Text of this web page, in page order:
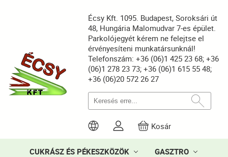
Écsy Kft. 1095. Budapest, Soroksári út
48, Hungária Malomudvar 7-es épület.
Parkolójegyét kérem ne felejtse el
érvényesíteni munkatársunknál!
Telefonszám: +36 (06)1 425 23 68; +36
(06)1 278 23 73; +36 (06)1 615 55 48;
+36 (06)20 572 26 27
Kosár
CUKRÁSZ ÉS PÉKESZKÖZÖK GASZTRO